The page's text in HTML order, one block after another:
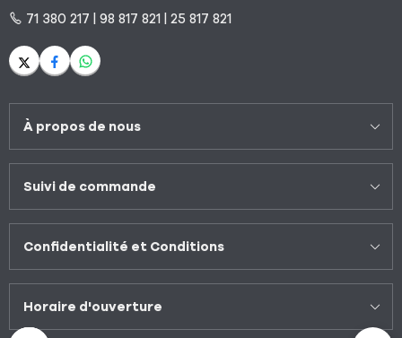
71 380 217 | 98 817 821 | 25 817 821
À propos de nous
Suivi de commande
Confidentialité et Conditions
Horaire d'ouverture